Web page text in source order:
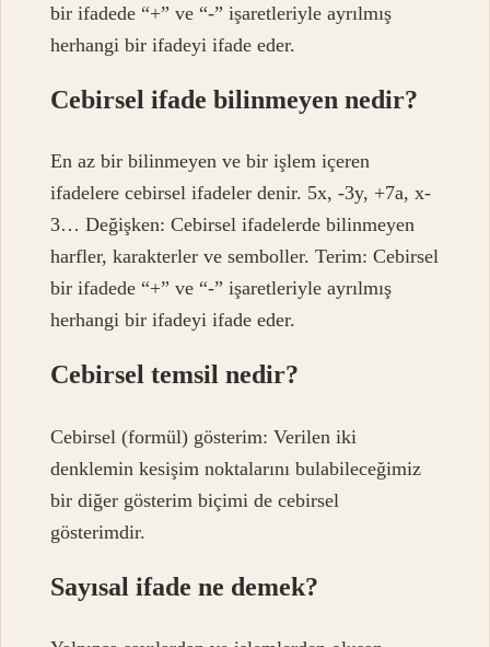
bir ifadede “+” ve “-” işaretleriyle ayrılmış
herhangi bir ifadeyi ifade eder.
Cebirsel ifade bilinmeyen nedir?
En az bir bilinmeyen ve bir işlem içeren
ifadelere cebirsel ifadeler denir. 5x, -3y, +7a, x-
3… Değişken: Cebirsel ifadelerde bilinmeyen
harfler, karakterler ve semboller. Terim: Cebirsel
bir ifadede “+” ve “-” işaretleriyle ayrılmış
herhangi bir ifadeyi ifade eder.
Cebirsel temsil nedir?
Cebirsel (formül) gösterim: Verilen iki
denklemin kesişim noktalarını bulabileceğimiz
bir diğer gösterim biçimi de cebirsel
gösterimdir.
Sayısal ifade ne demek?